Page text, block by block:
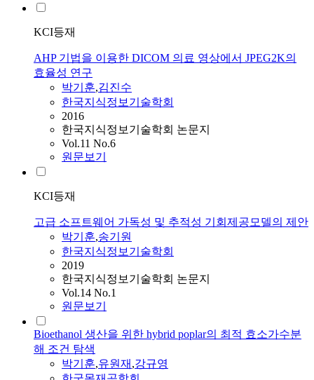
KCI등재
AHP 기법을 이용한 DICOM 의료 영상에서 JPEG2K의
효율성 연구
박기훈,김진수
한국지식정보기술학회
2016
한국지식정보기술학회 논문지
Vol.11 No.6
원문보기
KCI등재
고급 소프트웨어 가독성 및 추적성 기회제공모델의 제안
박기훈,송기원
한국지식정보기술학회
2019
한국지식정보기술학회 논문지
Vol.14 No.1
원문보기
Bioethanol 생산을 위한 hybrid poplar의 최적 효소가수분
해 조건 탐색
박기훈,유원재 ,강규영